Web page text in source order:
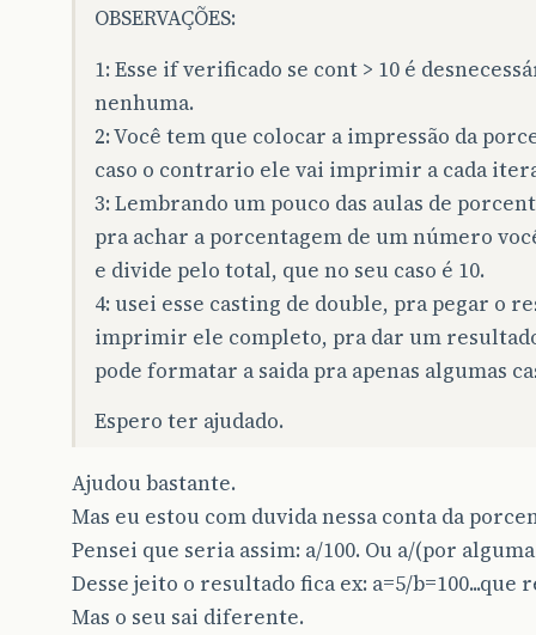
OBSERVAÇÕES:
1: Esse if verificado se cont > 10 é
nenhuma.
2: Você tem que colocar a impressão da
caso o contrario ele vai imprimir a cada
3: Lembrando um pouco das aulas de
pra achar a porcentagem de um número
e divide pelo total, que no seu caso é 10.
4: usei esse casting de double, pra pegar o
imprimir ele completo, pra dar um
pode formatar a saida pra apenas algumas
Espero ter ajudado.
Ajudou bastante.
Mas eu estou com duvida nessa conta da
Pensei que seria assim: a/100. Ou a/(por
Desse jeito o resultado fica ex: a=5/b=100...que
Mas o seu sai diferente.